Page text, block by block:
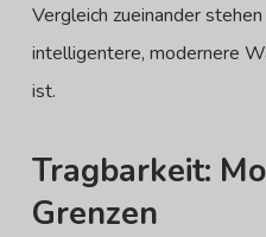
Vergleich zueinander
intelligentere, modernere
ist.
Tragbarkeit:
Grenzen